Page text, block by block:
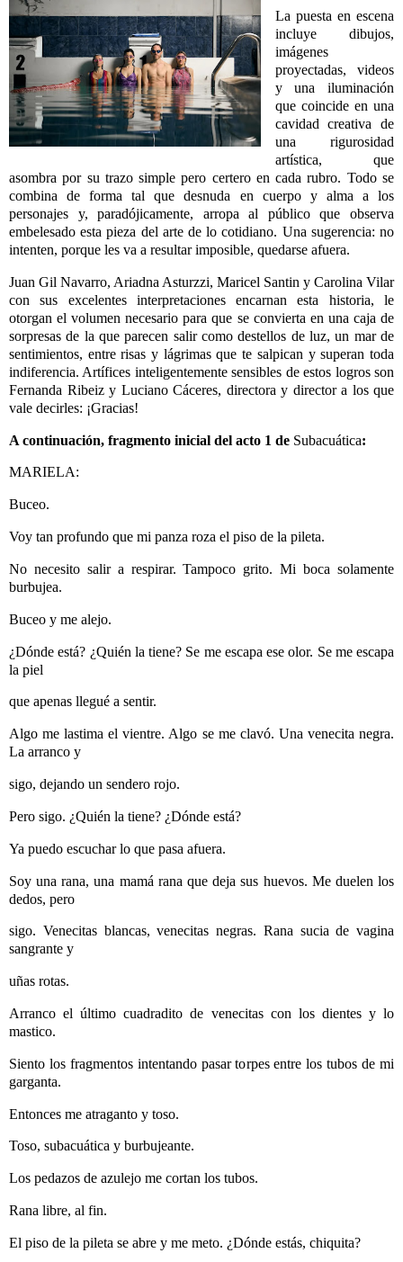
La puesta en escena
incluye dibujos,
imágenes
proyectadas, videos
y una iluminación
que coincide en una
cavidad creativa de
una rigurosidad
artística, que
asombra por su trazo simple pero certero en cada rubro. Todo se
combina de forma tal que desnuda en cuerpo y alma a los
personajes y, paradójicamente, arropa al público que observa
embelesado esta pieza del arte de lo cotidiano. Una sugerencia: no
intenten, porque les va a resultar imposible, quedarse afuera.
Juan Gil Navarro, Ariadna Asturzzi, Maricel Santin y Carolina Vilar
con sus excelentes interpretaciones encarnan esta historia, le
otorgan el volumen necesario para que se convierta en una caja de
sorpresas de la que parecen salir como destellos de luz, un mar de
sentimientos, entre risas y lágrimas que te salpican y superan toda
indiferencia. Artífices inteligentemente sensibles de estos logros son
Fernanda Ribeiz y Luciano Cáceres, directora y director a los que
vale decirles: ¡Gracias!
A continuación, fragmento inicial del acto 1 de Subacuática:
MARIELA:
Buceo.
Voy tan profundo que mi panza roza el piso de la pileta.
No necesito salir a respirar. Tampoco grito. Mi boca solamente
burbujea.
Buceo y me alejo.
¿Dónde está? ¿Quién la tiene? Se me escapa ese olor. Se me escapa
la piel
que apenas llegué a sentir.
Algo me lastima el vientre. Algo se me clavó. Una venecita negra.
La arranco y
sigo, dejando un sendero rojo.
Pero sigo. ¿Quién la tiene? ¿Dónde está?
Ya puedo escuchar lo que pasa afuera.
Soy una rana, una mamá rana que deja sus huevos. Me duelen los
dedos, pero
sigo. Venecitas blancas, venecitas negras. Rana sucia de vagina
sangrante y
uñas rotas.
Arranco el último cuadradito de venecitas con los dientes y lo
mastico.
Siento los fragmentos intentando pasar torpes entre los tubos de mi
garganta.
Entonces me atraganto y toso.
Toso, subacuática y burbujeante.
Los pedazos de azulejo me cortan los tubos.
Rana libre, al fin.
El piso de la pileta se abre y me meto. ¿Dónde estás, chiquita?